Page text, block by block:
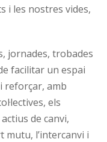
i les nostres vides,
jornades, trobades
facilitar un espai
reforçar, amb
els
de canvi,
mutu, l’intercanvi i